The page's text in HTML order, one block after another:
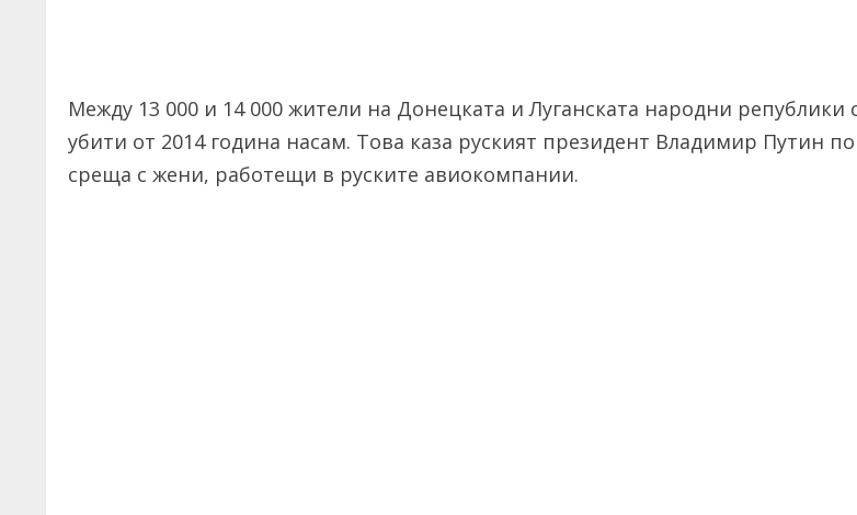
Между 13 000 и 14 000 жители на Донецката и Луганската народни републики
убити от 2014 година насам. Това каза руският президент Владимир Путин
среща с жени, работещи в руските авиокомпании.